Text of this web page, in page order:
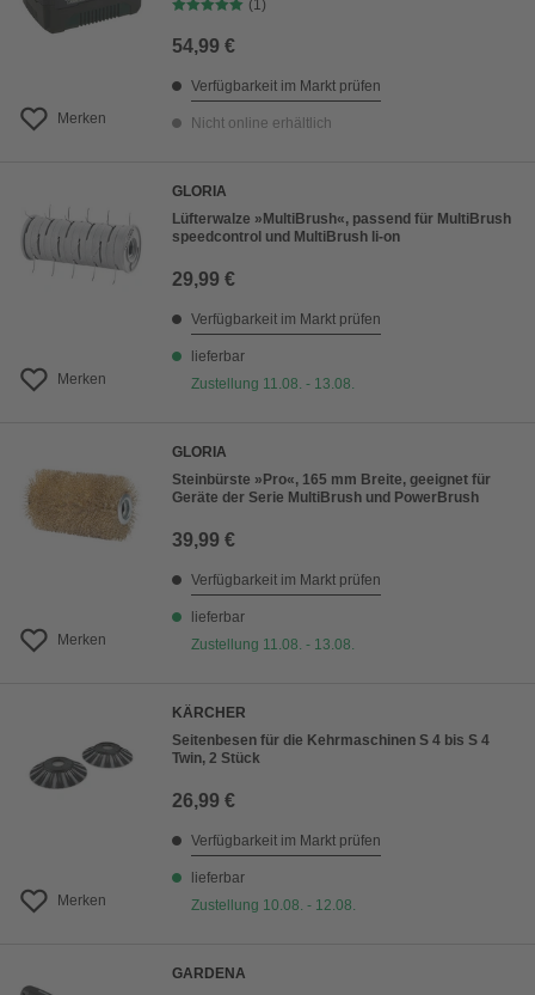
Merken
(1)
54,99 €
Verfügbarkeit im Markt prüfen
Nicht online erhältlich
Merken
GLORIA
Lüfterwalze »MultiBrush«, passend für MultiBrush
speedcontrol und MultiBrush li-on
29,99 €
Verfügbarkeit im Markt prüfen
lieferbar
Zustellung 11.08. - 13.08.
Merken
GLORIA
Steinbürste »Pro«, 165 mm Breite, geeignet für
Geräte der Serie MultiBrush und PowerBrush
39,99 €
Verfügbarkeit im Markt prüfen
lieferbar
Zustellung 11.08. - 13.08.
Merken
KÄRCHER
Seitenbesen für die Kehrmaschinen S 4 bis S 4
Twin, 2 Stück
26,99 €
Verfügbarkeit im Markt prüfen
lieferbar
Zustellung 10.08. - 12.08.
GARDENA